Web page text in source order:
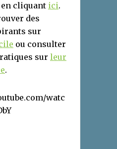
cliquant ici.
des
sur
ou consulter
sur leur
.
watc